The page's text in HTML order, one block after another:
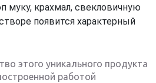
муку, крахмал, свекловичную
появится характерный
этого уникального продукта
работой